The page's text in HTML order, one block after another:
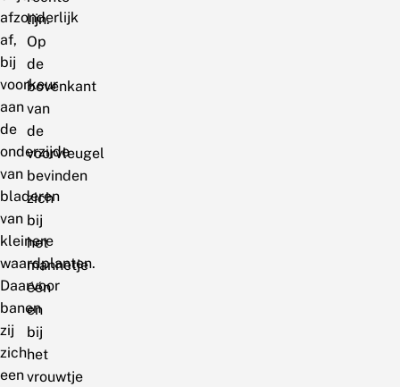
afzonderlijk
af,
bij
voorkeur
aan
de
onderzijde
van
bladeren
van
kleinere
waardplanten.
Daarvoor
banen
zij
zich
een
lijn.
Op
de
bovenkant
van
de
voorvleugel
bevinden
zich
bij
het
mannetje
één
en
bij
het
vrouwtje